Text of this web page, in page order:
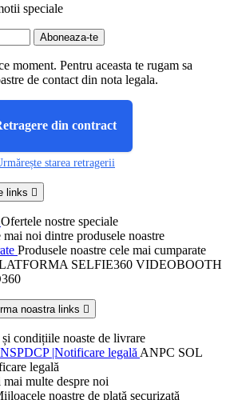
speciale
moment. Pentru aceasta te rugam sa
de contact din nota legala.
din contract
starea retragerii
links 
Ofertele nostre speciale
mai noi dintre produsele noastre
Produsele noastre cele mai cumparate
SELFIE360 VIDEOBOOTH
noastra links 
condițiile noaste de livrare
|Notificare legală ANPC SOL
legală
multe despre noi
noastre de plată securizată